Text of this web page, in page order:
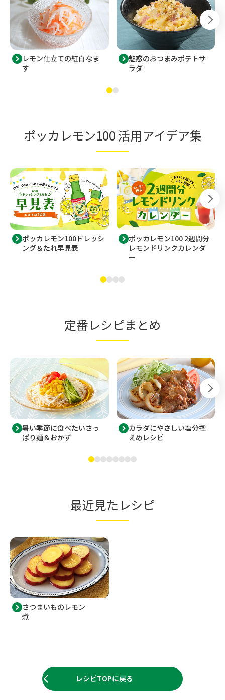
レモン仕立ての紅白なま
す
魅惑のおつまみポテトサ
ラダ
ポッカレモン100 活用アイデア集
ポッカレモン100ドレッシ
ング＆たれ早見表
ポッカレモン100 2週間分
レモンドリンクカレンダ
ー
定番レシピまとめ
暑い季節に食べたいさっ
ぱり麺＆おかず
カラダにやさしい塩分控
えめレシピ
最近見たレシピ
さつまいものレモン
煮
レシピTOPに戻る